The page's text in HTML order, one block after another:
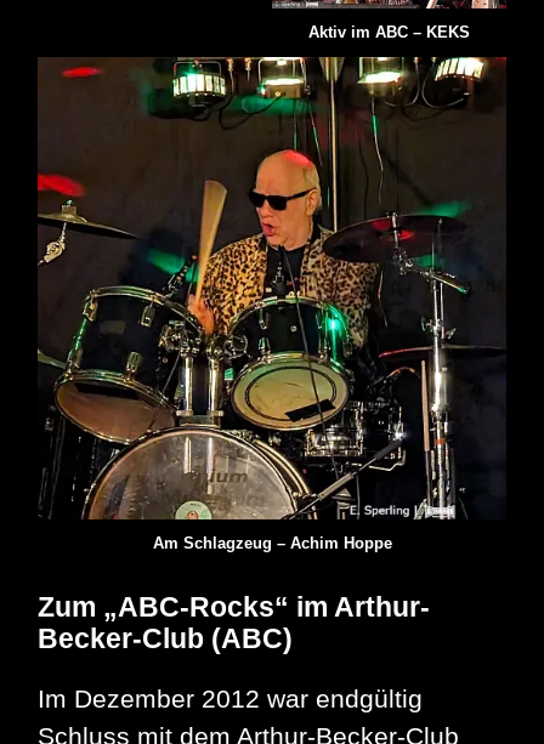
Aktiv im ABC – KEKS
Am Schlagzeug – Achim Hoppe
Zum „ABC-Rocks“ im Arthur-
Becker-Club (ABC)
Im Dezember 2012 war endgültig
Schluss mit dem Arthur-Becker-Club